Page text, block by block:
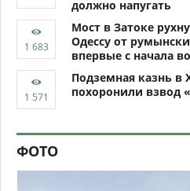
должно напугать
Мост в Затоке
Одессу от
впервые с начала
Подземная казнь в
похоронили взвод
ФОТО